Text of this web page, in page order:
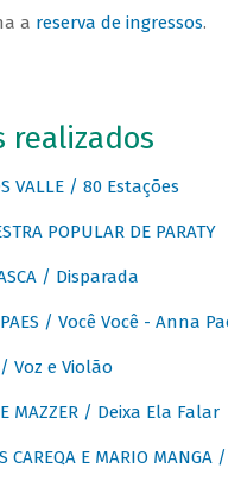
a reserva de ingressos.
realizados
VALLE / 80 Estações
POPULAR DE PARATY
/ Disparada
/ Você Você - Anna
/ Voz e Violão
MAZZER / Deixa Ela Falar
CAREQA E MARIO